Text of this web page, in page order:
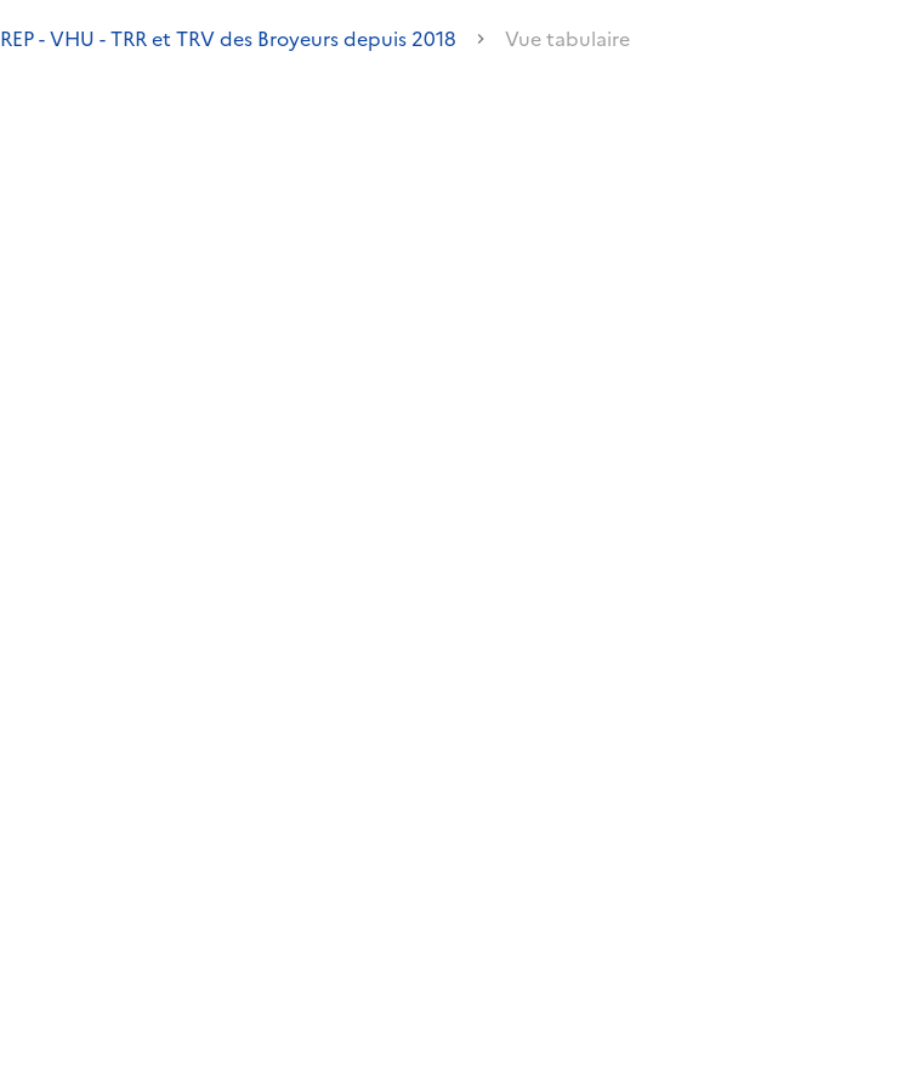
REP - VHU - TRR et TRV des Broyeurs depuis 2018 Vue tabulaire